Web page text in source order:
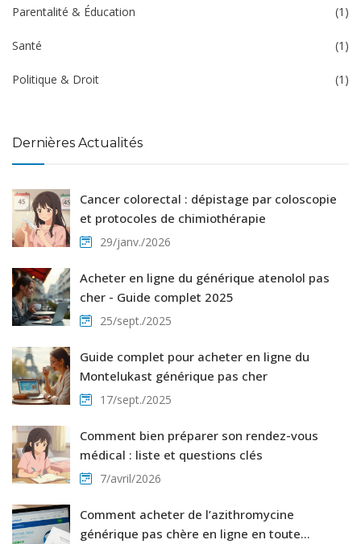
Parentalité & Éducation (1)
Santé (1)
Politique & Droit (1)
Dernières Actualités
Cancer colorectal : dépistage par coloscopie
et protocoles de chimiothérapie
29/janv./2026
Acheter en ligne du générique atenolol pas
cher - Guide complet 2025
25/sept./2025
Guide complet pour acheter en ligne du
Montelukast générique pas cher
17/sept./2025
Comment bien préparer son rendez-vous
médical : liste et questions clés
7/avril/2026
Comment acheter de l’azithromycine
générique pas chère en ligne en toute